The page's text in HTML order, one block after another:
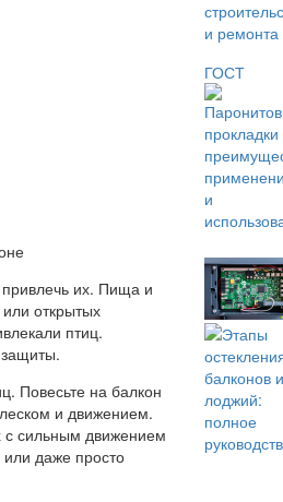
их. Пища и
открытых
птиц.
Повесьте на балкон
и движением.
с сильным движением
или даже просто
ГОСТ